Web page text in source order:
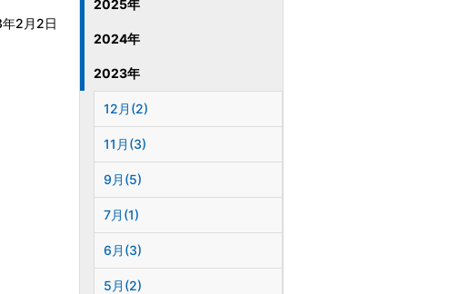
2月2日
2025年
2024年
2023年
12月(2)
11月(3)
9月(5)
7月(1)
6月(3)
5月(2)